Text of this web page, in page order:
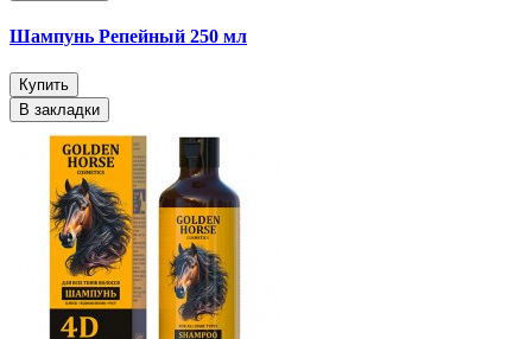
Шампунь Репейный 250 мл
Купить
В закладки